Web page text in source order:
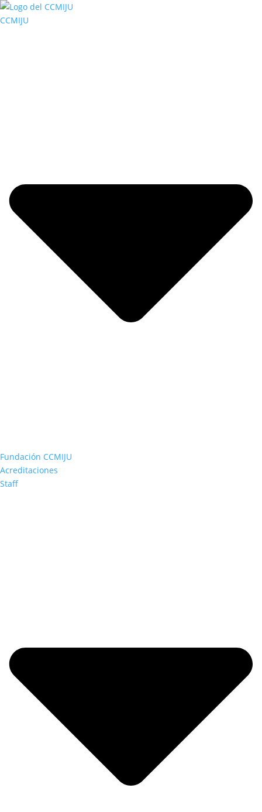
CCMIJU
Fundación CCMIJU
Acreditaciones
Staff